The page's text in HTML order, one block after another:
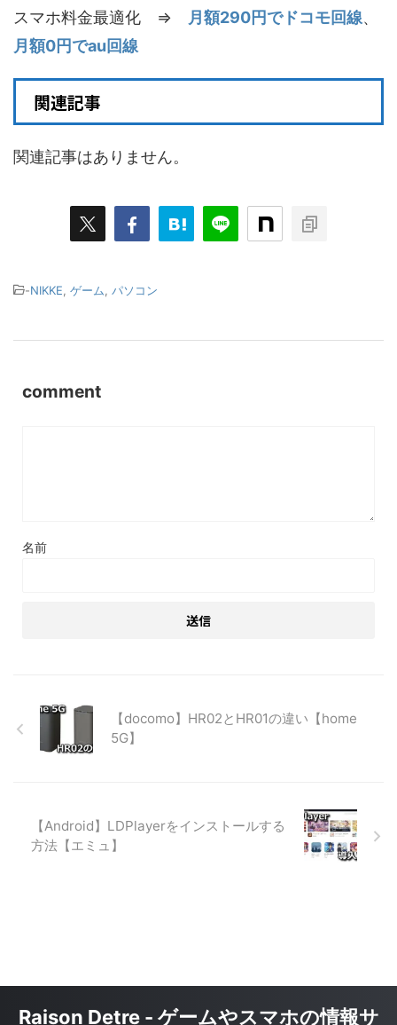
スマホ料金最適化 ⇒ 月額290円でドコモ回線、
月額0円でau回線
関連記事
関連記事はありません。
-NIKKE ゲーム パソコン
comment
名前
【docomo】HR02とHR01の違い【home
5G】
【Android】LDPlayerをインストールする
方法【エミュ】
Raison Detre - ゲームやスマホの情報サ